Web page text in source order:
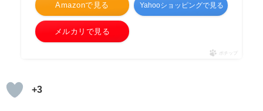
Amazonで見る Yahooショッピングで見る
メルカリで見る
ポチップ
+3